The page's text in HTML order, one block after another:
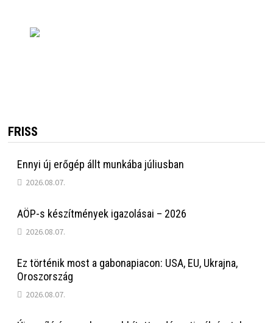
FRISS
Ennyi új erőgép állt munkába júliusban
2026.08.07.
AÖP-s készítmények igazolásai – 2026
2026.08.07.
Ez történik most a gabonapiacon: USA, EU, Ukrajna,
Oroszország
2026.08.07.